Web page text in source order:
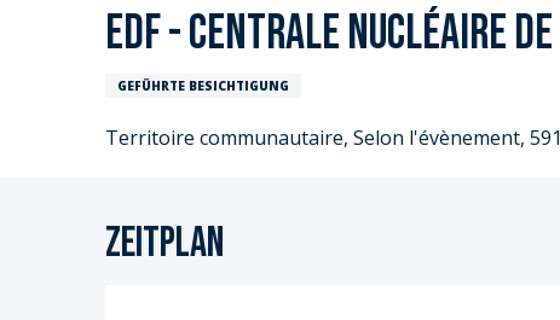
EDF - Centrale Nucléaire
GEFÜHRTE BESICHTIGUNG
Territoire communautaire, Selon l'évènement,
Zeitplan